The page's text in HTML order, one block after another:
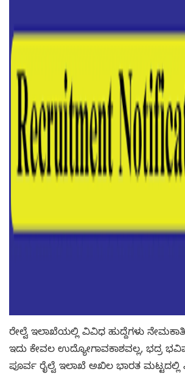
ರೇಲ್ವೆ ಇಲಾಖೆಯಲ್ಲಿ ವಿವಿಧ ಹುದ್ದೆಗಳು
ಇದು ಕೇವಲ ಉದ್ಯೋಗಾವಕಾಶವಲ್ಲ, ಭದ್ರ
ಪೂರ್ವ ರೈಲ್ವೆ ಇಲಾಖೆ ಅಖಿಲ ಭಾರತ ಮಟ್ಟದಲ್ಲಿ